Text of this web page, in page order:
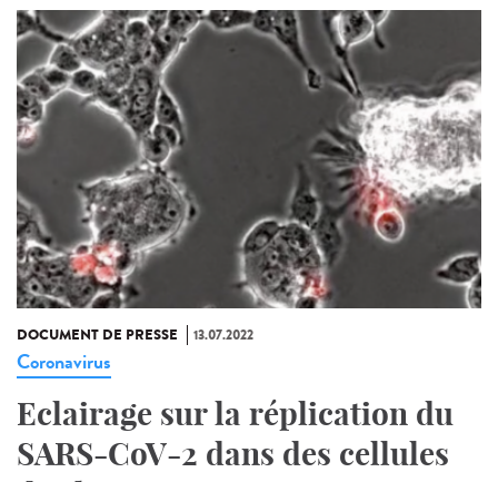
DOCUMENT DE PRESSE 13.07.2022
Coronavirus
Eclairage sur la réplication du
SARS-CoV-2 dans des cellules